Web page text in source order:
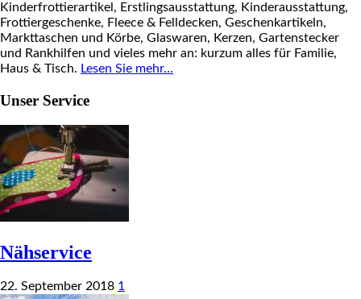
Kinderfrottierartikel, Erstlingsausstattung, Kinderausstattung,
Frottiergeschenke, Fleece & Felldecken, Geschenkartikeln,
Markttaschen und Körbe, Glaswaren, Kerzen, Gartenstecker
und Rankhilfen und vieles mehr an: kurzum alles für Familie,
Haus & Tisch. Lesen Sie mehr…
Unser Service
Nähservice
22. September 2018 1